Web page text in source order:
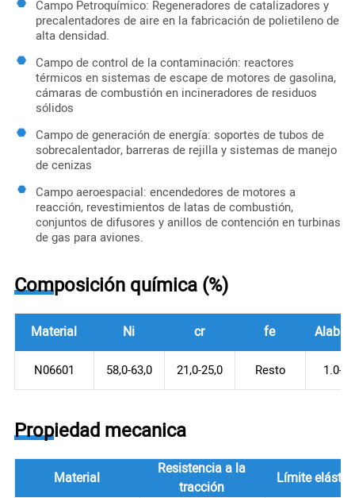
Campo Petroquímico: Regeneradores de catalizadores y
precalentadores de aire en la fabricación de polietileno de
alta densidad.
Campo de control de la contaminación: reactores
térmicos en sistemas de escape de motores de gasolina,
cámaras de combustión en incineradores de residuos
sólidos
Campo de generación de energía: soportes de tubos de
sobrecalentador, barreras de rejilla y sistemas de manejo
de cenizas
Campo aeroespacial: encendedores de motores a
reacción, revestimientos de latas de combustión,
conjuntos de difusores y anillos de contención en turbinas
de gas para aviones.
Composición química (%)
Material Ni cr fe
N06601 58,0-63,0 21,0-25,0 Resto 1.0-
Propiedad mecanica
Material
Resistencia a la
tracción
Límite